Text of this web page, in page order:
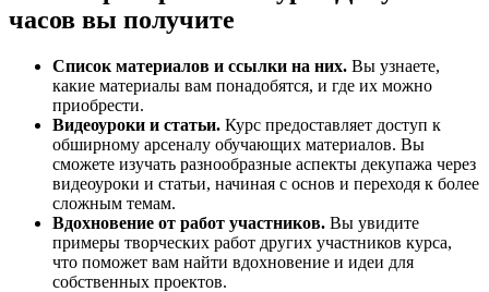
часов вы получите
Список материалов и ссылки на них. Вы узнаете,
какие материалы вам понадобятся, и где их можно
приобрести.
Видеоуроки и статьи. Курс предоставляет доступ к
обширному арсеналу обучающих материалов. Вы
сможете изучать разнообразные аспекты декупажа через
видеоуроки и статьи, начиная с основ и переходя к более
сложным темам.
Вдохновение от работ участников. Вы увидите
примеры творческих работ других участников курса,
что поможет вам найти вдохновение и идеи для
собственных проектов.